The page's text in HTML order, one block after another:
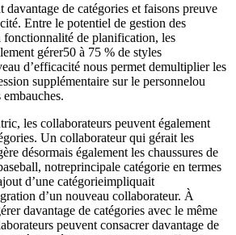
davantage de catégories et faisons preuve
Entre le potentiel de gestion des
fonctionnalité de planification, les
gérer50 à 75 % de styles
d’efficacité nous permet demultiplier les
supplémentaire sur le personnelou
les collaborateurs peuvent également
Un collaborateur qui gérait les
désormais également les chaussures de
notreprincipale catégorie en termes
d’une catégorieimpliquait
d’un nouveau collaborateur. À
davantage de catégories avec le même
peuvent consacrer davantage de